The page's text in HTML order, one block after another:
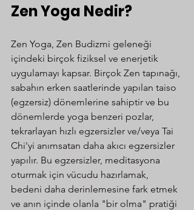
Zen Yoga Nedir?
Zen Yoga, Zen Budizmi geleneği
içindeki birçok fiziksel ve enerjetik
uygulamayı kapsar. Birçok Zen tapınağı,
sabahın erken saatlerinde yapılan taiso
(egzersiz) dönemlerine sahiptir ve bu
dönemlerde yoga benzeri pozlar,
tekrarlayan hızlı egzersizler ve/veya Tai
Chi'yi anımsatan daha akıcı egzersizler
yapılır. Bu egzersizler, meditasyona
oturmak için vücudu hazırlamak,
bedeni daha derinlemesine fark etmek
ve anın içinde olanla "bir olma" pratiği